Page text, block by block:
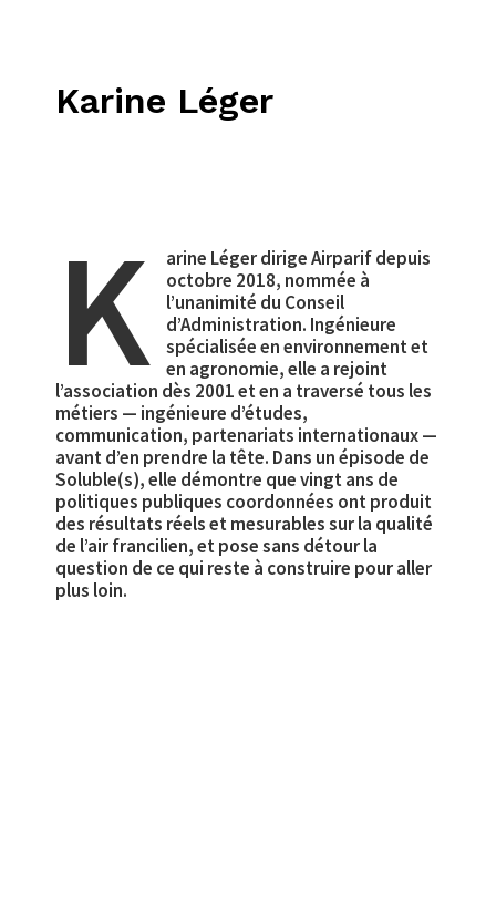
Karine Léger
K
arine Léger dirige Airparif depuis
octobre 2018, nommée à
l’unanimité du Conseil
d’Administration. Ingénieure
spécialisée en environnement et
en agronomie, elle a rejoint
l’association dès 2001 et en a traversé tous les
métiers — ingénieure d’études,
communication, partenariats internationaux —
avant d’en prendre la tête. Dans un épisode de
Soluble(s), elle démontre que vingt ans de
politiques publiques coordonnées ont produit
des résultats réels et mesurables sur la qualité
de l’air francilien, et pose sans détour la
question de ce qui reste à construire pour aller
plus loin.